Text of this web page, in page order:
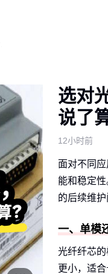
选对
说了
12小时前
面对不同应
能和稳定
的后续维护
一、单模
光纤纤芯
更小，适